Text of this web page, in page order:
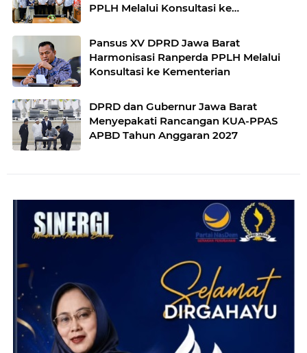
PPLH Melalui Konsultasi ke
Pansus XV DPRD Jawa Barat
Harmonisasi Ranperda PPLH Melalui
Konsultasi ke Kementerian
DPRD dan Gubernur Jawa Barat
Menyepakati Rancangan KUA-PPAS
APBD Tahun Anggaran 2027